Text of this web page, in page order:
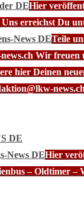
DEHier
Uns erreichst Du
News DETeile
Wir freuen
hier Deinen
DE
News DEHier
– Oldtimer –